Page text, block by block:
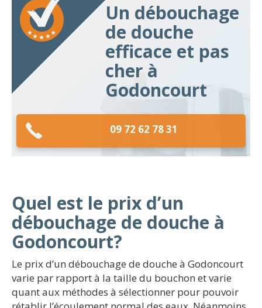
Un débouchage
de douche
efficace et pas
cher à
Godoncourt
09 72 62 78 31
Quel est le prix d’un
débouchage de douche à
Godoncourt?
Le prix d’un débouchage de douche à Godoncourt
varie par rapport à la taille du bouchon et varie
quant aux méthodes à sélectionner pour pouvoir